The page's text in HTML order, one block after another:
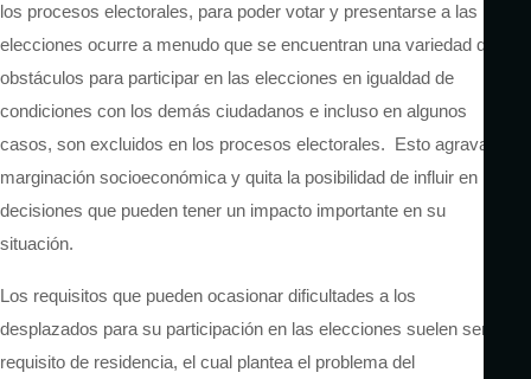
los procesos electorales, para poder votar y presentarse a las
elecciones ocurre a menudo que se encuentran una variedad de
obstáculos para participar en las elecciones en igualdad de
condiciones con los demás ciudadanos e incluso en algunos
casos, son excluidos en los procesos electorales. Esto agrava la
marginación socioeconómica y quita la posibilidad de influir en las
decisiones que pueden tener un impacto importante en su
situación.
Los requisitos que pueden ocasionar dificultades a los
desplazados para su participación en las elecciones suelen ser el
requisito de residencia, el cual plantea el problema del